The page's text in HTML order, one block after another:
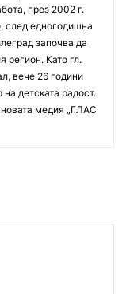
през 2002 г.
след едногодишна
започва да
регион. Като гл.
вече 26 години
детската радост.
медия „ГЛАС